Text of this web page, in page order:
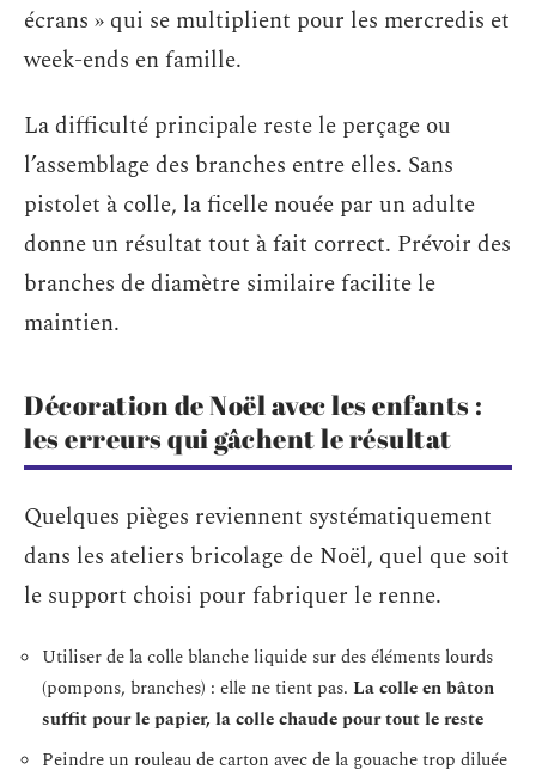
écrans » qui se multiplient pour les mercredis et
week-ends en famille.
La difficulté principale reste le perçage ou
l’assemblage des branches entre elles. Sans
pistolet à colle, la ficelle nouée par un adulte
donne un résultat tout à fait correct. Prévoir des
branches de diamètre similaire facilite le
maintien.
Décoration de Noël avec les enfants :
les erreurs qui gâchent le résultat
Quelques pièges reviennent systématiquement
dans les ateliers bricolage de Noël, quel que soit
le support choisi pour fabriquer le renne.
Utiliser de la colle blanche liquide sur des éléments lourds
(pompons, branches) : elle ne tient pas. La colle en bâton
suffit pour le papier, la colle chaude pour tout le reste
Peindre un rouleau de carton avec de la gouache trop diluée